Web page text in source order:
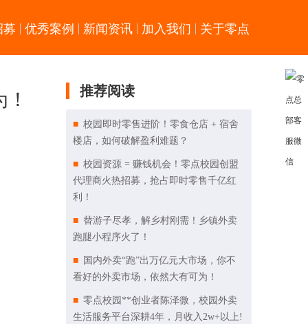
募 优秀案例 新闻资讯 加入我们 关于零点
推荐阅读
校园即时零售进阶！零食仓店 + 宿舍
楼店，如何破解盈利难题？
校园资源 = 赚钱机会！零点校园创盟
代理商火热招募，抢占即时零售千亿红
利！
替游子尽孝，解乡村刚需！乡镇外卖
跑腿小程序火了！
国内外卖“跑”出万亿元大市场，你不
看好的外卖市场，依然大有可为！
零点校园**创业者陈泽微，校园外卖
生活服务平台深耕4年，月收入2w+以上!